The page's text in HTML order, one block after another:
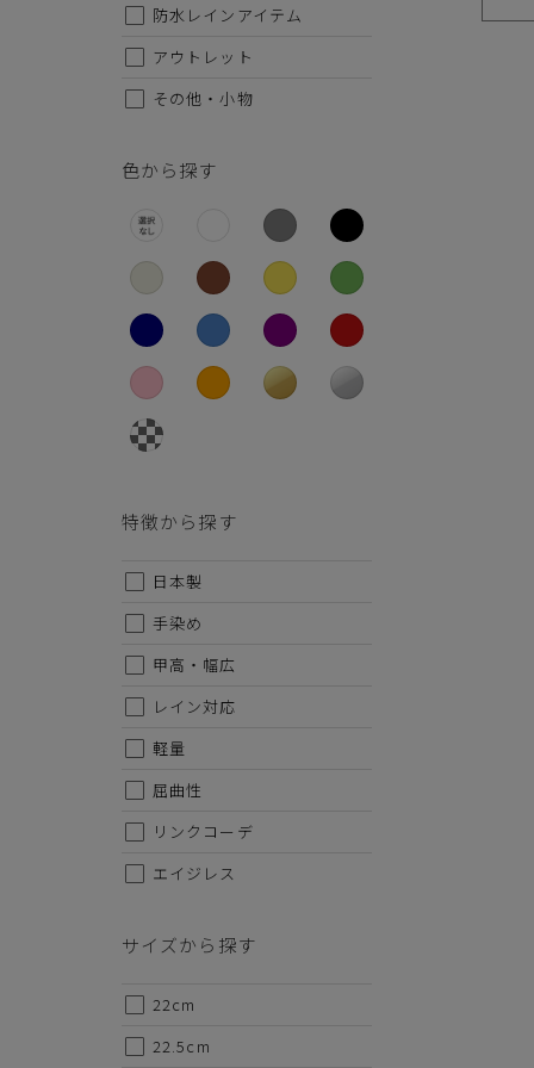
防水レインアイテム
アウトレット
その他・小物
色から探す
特徴から探す
日本製
手染め
甲高・幅広
レイン対応
軽量
屈曲性
リンクコーデ
エイジレス
サイズから探す
22cm
22.5cm
26.5cm